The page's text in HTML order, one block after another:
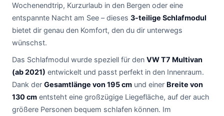
Wochenendtrip, Kurzurlaub in den Bergen oder eine
entspannte Nacht am See – dieses 3-teilige Schlafmodul
bietet dir genau den Komfort, den du dir unterwegs
wünschst.
Das Schlafmodul wurde speziell für den VW T7 Multivan
(ab 2021) entwickelt und passt perfekt in den Innenraum.
Dank der Gesamtlänge von 195 cm und einer Breite von
130 cm entsteht eine großzügige Liegefläche, auf der auch
größere Personen bequem schlafen können. Im